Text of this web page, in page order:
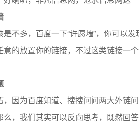
不多，百度一下“许愿墙”，你可以
意的放置你的链接，不过这类链接一
，因为百度知道、搜搜问问两大外链
么，我们其实可以反向思考，既然回